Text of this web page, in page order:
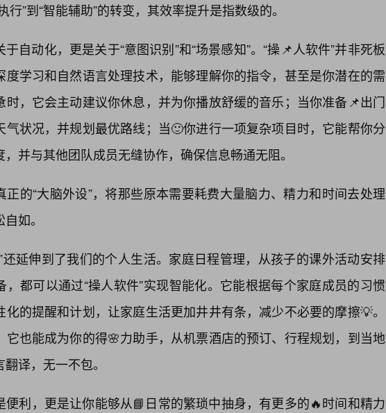
行”到“智能辅助”的转变，其效率提升是指数级的。
自动化，更是关于“意图识别”和“场景感知”。“操📌人软件”并非死板
度学习和自然语言处理技术，能够理解你的指令，甚至是你潜在的需
时，它会主动建议你休息，并为你播放舒缓的音乐；当你准备📌出门
气状况，并规划最优路线；当🙂你进行一项复杂项目时，它能帮你分
并与其他团队成员无缝协作，确保信息畅通无阻。
正的“大脑外设”，将那些原本需要耗费大量脑力、精力和时间去处理
如。
还延伸到了我们的个人生活。家庭日程管理，从孩子的课外活动安排
，都可以通过“操人软件”实现智能化。它能根据每个家庭成员的习惯
的提醒和计划，让家庭生活更加井井有条，减少不必要的摩擦💡。
它也能成为你的得🌸力助手，从机票酒店的预订、行程规划，到当地
译，无一不包。
便利，更是让你能够从📘日常的繁琐中抽身，有更多的🔥时间和精力